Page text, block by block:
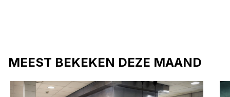
MEEST BEKEKEN DEZE MAAND